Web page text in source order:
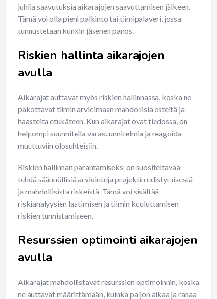
juhlia saavutuksia aikarajojen saavuttamisen jälkeen.
Tämä voi olla pieni palkinto tai tiimipalaveri, jossa
tunnustetaan kunkin jäsenen panos.
Riskien hallinta aikarajojen
avulla
Aikarajat auttavat myös riskien hallinnassa, koska ne
pakottavat tiimin arvioimaan mahdollisia esteitä ja
haasteita etukäteen. Kun aikarajat ovat tiedossa, on
helpompi suunnitella varasuunnitelmia ja reagoida
muuttuviin olosuhteisiin.
Riskien hallinnan parantamiseksi on suositeltavaa
tehdä säännöllisiä arviointeja projektin edistymisestä
ja mahdollisista riskeistä. Tämä voi sisältää
riskianalyysien laatimisen ja tiimin kouluttamisen
riskien tunnistamiseen.
Resurssien optimointi aikarajojen
avulla
Aikarajat mahdollistavat resurssien optimoinnin, koska
ne auttavat määrittämään, kuinka paljon aikaa ja rahaa